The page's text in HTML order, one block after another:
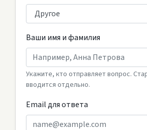
Ваши имя и фамилия
Укажите, кто отправляет вопрос.
вводится отдельно.
Email для ответа